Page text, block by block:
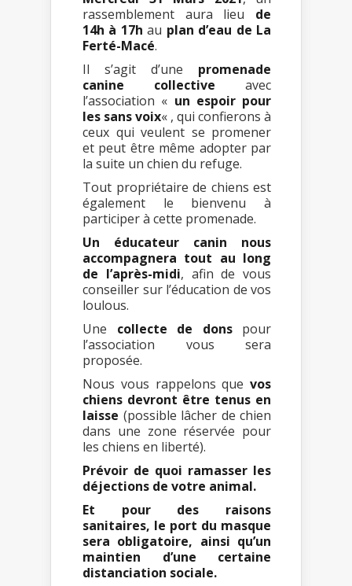
rassemblement aura lieu de
14h à 17h au plan d’eau de La
Ferté-Macé.
Il s’agit d’une promenade
canine collective avec
l’association « un espoir pour
les sans voix« , qui confierons à
ceux qui veulent se promener
et peut être même adopter par
la suite un chien du refuge.
Tout propriétaire de chiens est
également le bienvenu à
participer à cette promenade.
Un éducateur canin nous
accompagnera tout au long
de l’après-midi, afin de vous
conseiller sur l’éducation de vos
loulous.
Une collecte de donspour
l’association vous sera
proposée.
Nous vous rappelons que vos
chiens devront être tenus en
laisse (possible lâcher de chien
dans une zone réservée pour
les chiens en liberté).
Prévoir de quoi ramasser les
déjections de votre animal.
Et pour des raisons
sanitaires, le port du masque
sera obligatoire, ainsi qu’un
maintien d’une certaine
distanciation sociale.